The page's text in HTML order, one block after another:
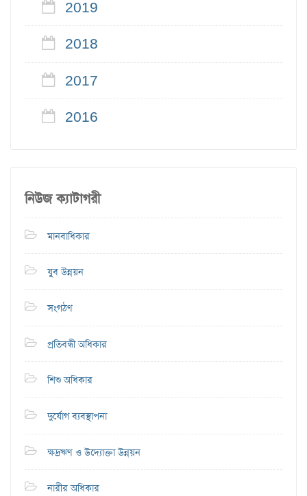
2019
2018
2017
2016
নিউজ ক্যাটাগরী
মানবাধিকার
যুব উন্নয়ন
সংগঠণ
প্রতিবন্ধী অধিকার
শিশু অধিকার
দুর্যোগ ব্যবস্থাপনা
ক্ষদ্রঋণ ও উদ্যোক্তা উন্নয়ন
নারীর অধিকার